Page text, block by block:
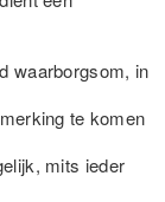
waarborgsom, in
te komen
mits ieder